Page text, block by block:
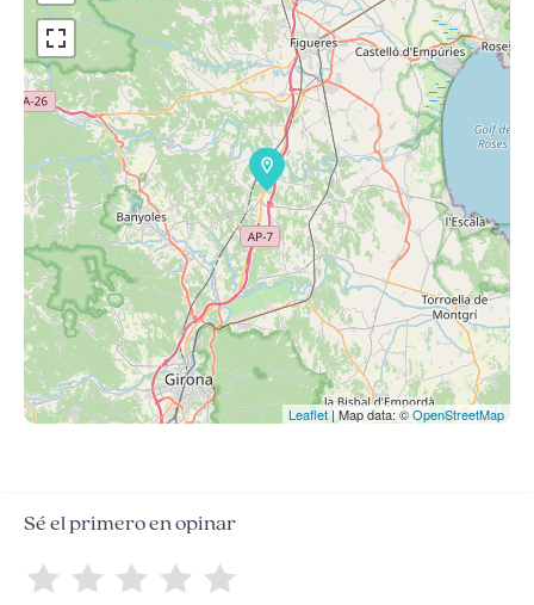
Leaflet| Map data: ©OpenStreetMap
Sé el primero en opinar